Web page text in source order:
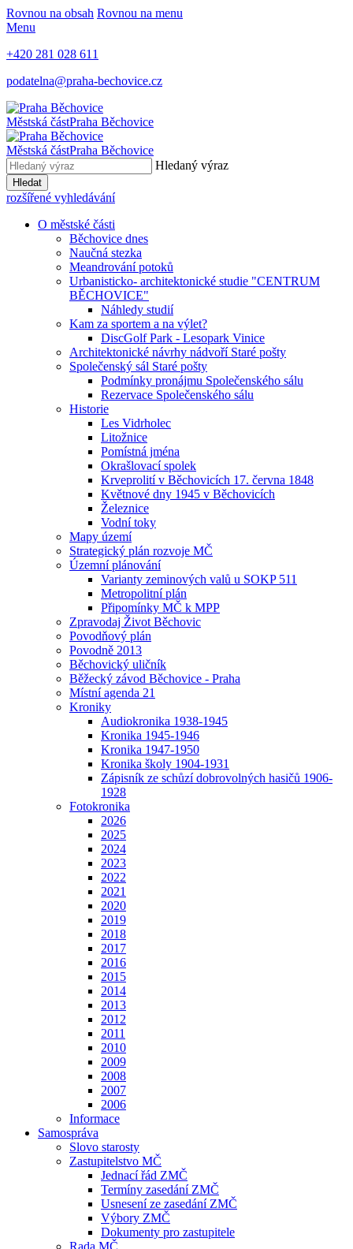
Rovnou na obsah Rovnou na menu
Menu
+420 281 028 611
podatelna@praha-bechovice.cz
Městská částPraha Běchovice
Městská částPraha Běchovice
Hledaný výraz
Hledat
rozšířené vyhledávání
O městské části
Běchovice dnes
Naučná stezka
Meandrování potoků
Urbanisticko- architektonické studie "CENTRUM
BĚCHOVICE"
Náhledy studií
Kam za sportem a na výlet?
DiscGolf Park - Lesopark Vinice
Architektonické návrhy nádvoří Staré pošty
Společenský sál Staré pošty
Podmínky pronájmu Společenského sálu
Rezervace Společenského sálu
Historie
Les Vidrholec
Litožnice
Pomístná jména
Okrašlovací spolek
Krveprolití v Běchovicích 17. června 1848
Květnové dny 1945 v Běchovicích
Železnice
Vodní toky
Mapy území
Strategický plán rozvoje MČ
Územní plánování
Varianty zeminových valů u SOKP 511
Metropolitní plán
Připomínky MČ k MPP
Zpravodaj Život Běchovic
Povodňový plán
Povodně 2013
Běchovický uličník
Běžecký závod Běchovice - Praha
Místní agenda 21
Kroniky
Audiokronika 1938-1945
Kronika 1945-1946
Kronika 1947-1950
Kronika školy 1904-1931
Zápisník ze schůzí dobrovolných hasičů 1906-
1928
Fotokronika
2026
2025
2024
2023
2022
2021
2020
2019
2018
2017
2016
2015
2014
2013
2012
2011
2010
2009
2008
2007
2006
Informace
Samospráva
Slovo starosty
Zastupitelstvo MČ
Jednací řád ZMČ
Termíny zasedání ZMČ
Usnesení ze zasedání ZMČ
Výbory ZMČ
Dokumenty pro zastupitele
Rada MČ